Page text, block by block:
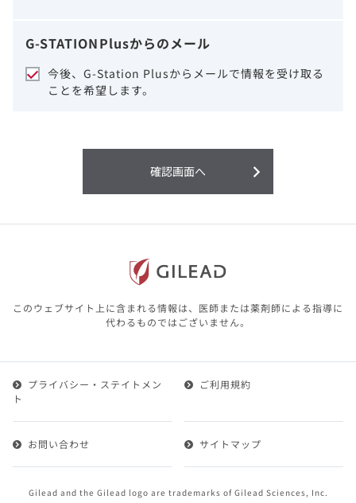
ギリアドは、本サイトのコンテンツについて
細心の注意を払い、正確かつ最新の情報を提
供するように努力をしておりますが、正確
性、確実性、妥当性、有用性、ご利用になら
利用することまたは利用できなかったことよ
り生じる損害については一切の責任を負いか
含む）の情報は、その製品またはその製品の
本サイト内の情報は、医師その他医療関係者
が行なうべきアドバイスやサービスを提供す
るものではありません。本サイトに表示され
ている情報は、決して、医師その他医療関係
1.会員とは、医療関係者の方で、本サービスの利用規約
ービスに登録を申し込みギリアドがこれを承認した方を
いいます。
けることができます。
G-STATIONPlusからのメール
今後、G-Station Plusからメールで情報を受け取る
ことを希望します。
確認画面へ
このウェブサイト上に含まれる情報は、医師または薬剤師による指導に
代わるものではございません。
Gilead and the Gilead logo are trademarks of Gilead Sciences, Inc.
プライバシー・ステイトメン
ト
ご利用規約
お問い合わせ サイトマップ